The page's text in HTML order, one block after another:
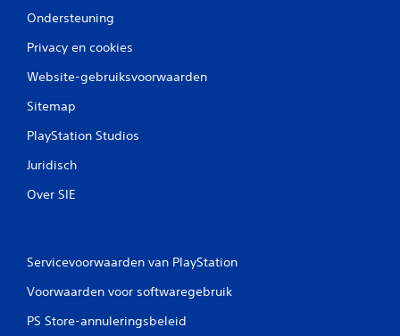
Ondersteuning
Privacy en cookies
Website-gebruiksvoorwaarden
Sitemap
PlayStation Studios
Juridisch
Over SIE
Servicevoorwaarden van PlayStation
Voorwaarden voor softwaregebruik
PS Store-annuleringsbeleid